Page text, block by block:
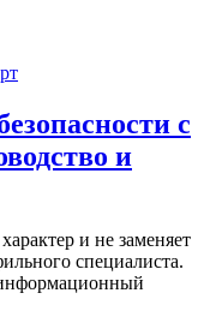
с
и
и не заменяет
специалиста.